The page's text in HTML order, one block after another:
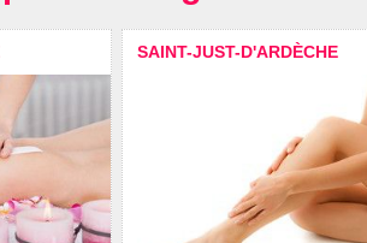
SAINT-JUST-D'ARDÈCHE